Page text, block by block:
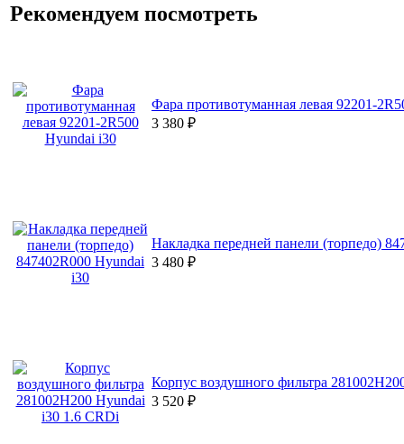
Рекомендуем посмотреть
Фара противотуманная левая 92201-
3 380 ₽
Накладка передней панели (торпедо)
3 480 ₽
Корпус воздушного фильтра
3 520 ₽